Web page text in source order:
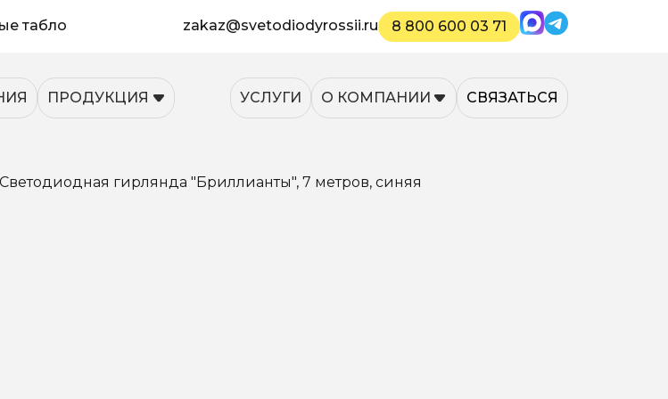
табло zakaz@svetodiodyrossii.ru 8 800 600 03 71 MaxTelegram
ПРОДУКЦИЯ УСЛУГИ О КОМПАНИИ СВЯЗАТЬСЯ
Светодиодная гирлянда "Бриллианты", 7 метров, синяя